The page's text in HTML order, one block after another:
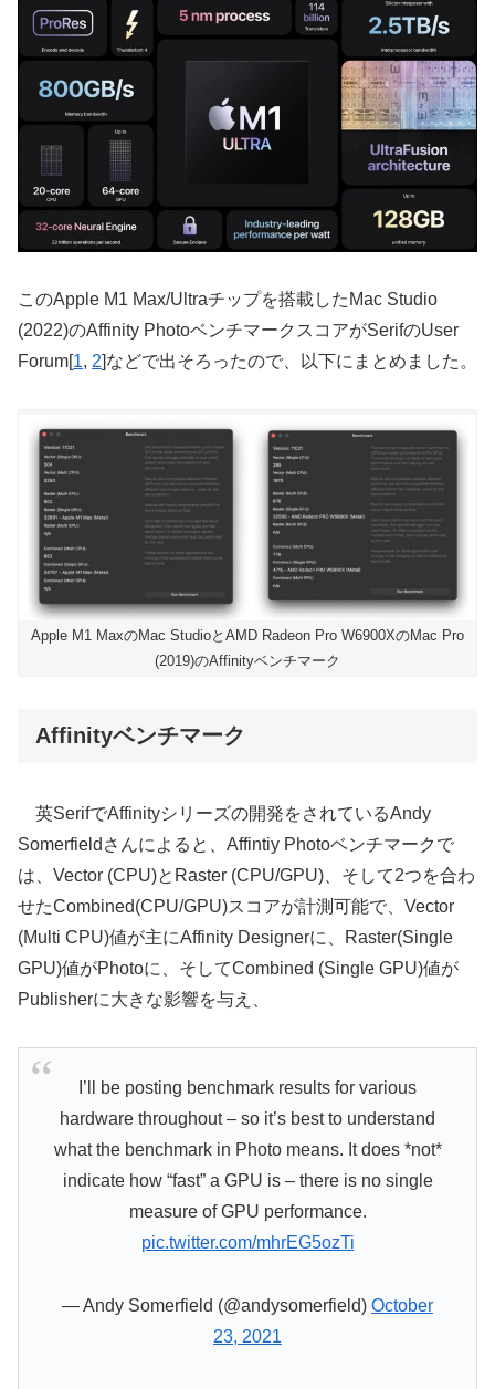
このApple M1 Max/Ultraチップを搭載したMac Studio
(2022)のAffinity PhotoベンチマークスコアがSerifのUser
Forum[1, 2]などで出そろったので、以下にまとめました。
Apple M1 MaxのMac StudioとAMD Radeon Pro W6900XのMac Pro
(2019)のAffinityベンチマーク
Affinityベンチマーク
英SerifでAffinityシリーズの開発をされているAndy
Somerfieldさんによると、Affintiy Photoベンチマークで
は、Vector (CPU)とRaster (CPU/GPU)、そして2つを合わ
せたCombined(CPU/GPU)スコアが計測可能で、Vector
(Multi CPU)値が主にAffinity Designerに、Raster(Single
GPU)値がPhotoに、そしてCombined (Single GPU)値が
Publisherに大きな影響を与え、
I’ll be posting benchmark results for various
hardware throughout – so it’s best to understand
what the benchmark in Photo means. It does *not*
indicate how “fast” a GPU is – there is no single
measure of GPU performance.
pic.twitter.com/mhrEG5ozTi
— Andy Somerfield (@andysomerfield) October
23, 2021